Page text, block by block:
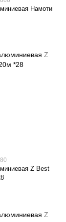
Намоти
Z Best